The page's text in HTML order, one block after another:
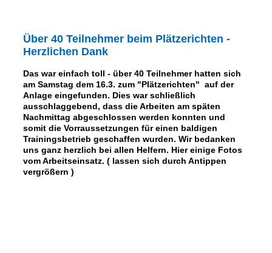
Über 40 Teilnehmer beim Plätzerichten -
Herzlichen Dank
Das war einfach toll - über 40 Teilnehmer hatten sich
am Samstag dem 16.3. zum "Plätzerichten" auf der
Anlage eingefunden. Dies war schließlich
ausschlaggebend, dass die Arbeiten am späten
Nachmittag abgeschlossen werden konnten und
somit die Vorraussetzungen für einen baldigen
Trainingsbetrieb geschaffen wurden. Wir bedanken
uns ganz herzlich bei allen Helfern. Hier einige Fotos
vom Arbeitseinsatz. ( lassen sich durch Antippen
vergrößern )